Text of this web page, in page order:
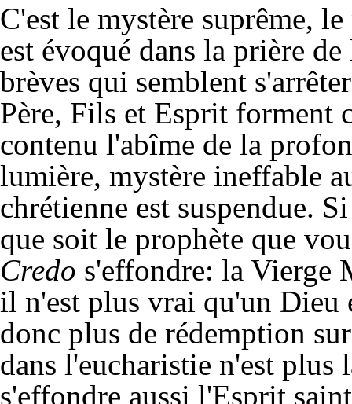
C'est le mystère suprême,
est évoqué dans la prière
brèves qui semblent
Père, Fils et Esprit forment
contenu l'abîme de la
lumière, mystère ineffable
chrétienne est suspendue.
que soit le prophète que
Credo s'effondre: la Vierge
il n'est plus vrai qu'un Dieu
donc plus de rédemption
dans l'eucharistie n'est plus
s'effondre aussi l'Esprit